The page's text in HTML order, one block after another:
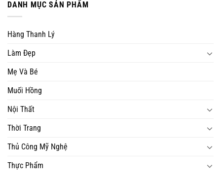
DANH MỤC SẢN PHẨM
Hàng Thanh Lý
Làm Đẹp
Mẹ Và Bé
Muối Hồng
Nội Thất
Thời Trang
Thủ Công Mỹ Nghệ
Thực Phẩm